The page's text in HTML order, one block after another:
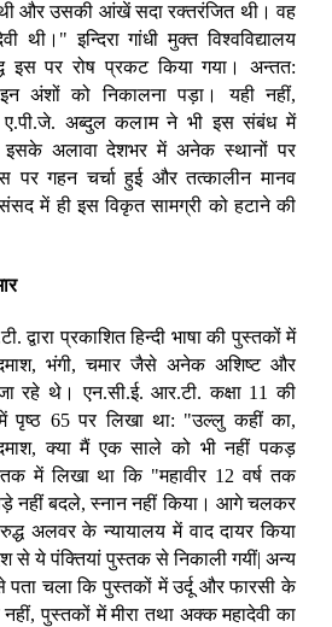
और उसकी आंखें सदा रक्तरंजित थी। वह
थी।" इन्दिरा गांधी मुक्त विश्वविद्यालय
इस पर रोष प्रकट किया गया। अन्तत:
अंशों को निकालना पड़ा। यही नहीं,
ए.पी.जे. अब्दुल कलाम ने भी इस संबंध में
इसके अलावा देशभर में अनेक स्थानों पर
गहन चर्चा हुई और तत्कालीन मानव
में ही इस विकृत सामग्री को हटाने की
द्वारा प्रकाशित हिन्दी भाषा की पुस्तकों में
भंगी, चमार जैसे अनेक अशिष्ट और
रहे थे। एन.सी.ई. आर.टी. कक्षा 11 की
पृष्ठ 65 पर लिखा था: "उल्लु कहीं का,
क्या मैं एक साले को भी नहीं पकड़
में लिखा था कि "महावीर 12 वर्ष तक
नहीं बदले, स्नान नहीं किया। आगे चलकर
अलवर के न्यायालय में वाद दायर किया
से ये पंक्तियां पुस्तक से निकाली गयीं| अन्य
पता चला कि पुस्तकों में उर्दू और फारसी के
नहीं, पुस्तकों में मीरा तथा अक्क महादेवी का